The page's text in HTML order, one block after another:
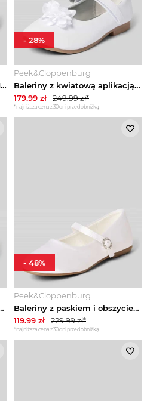
Balerina ze sprzączką DANAMADE Biały
Peek&Cloppenburg
Baleriny z kwiatową aplikacją i zapięciem na rzep Happy Girls Biały
179.99 zł 249.99zł*
*najniższa cena z 30 dni przed obniżką
- 28%
kamieniami DANAMADE Écru
Peek&Cloppenburg
Baleriny z paskiem i obszyciem ozdobnymi kamieniami DANAMADE Biały
119.99 zł 229.99zł*
*najniższa cena z 30 dni przed obniżką
- 48%